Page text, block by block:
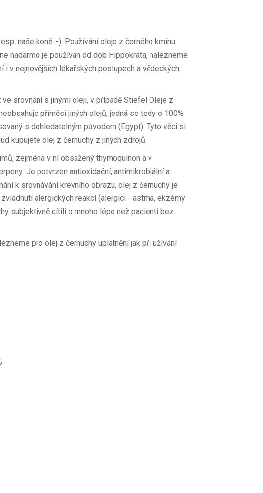
naše koně :-). Používání oleje z černého kmínu
nadarmo je používán od dob Hippokrata, nalezneme
v nejnovějších lékařských postupech a vědeckých
srovnání s jinými oleji, v případě Stiefel Oleje z
příměsi jiných olejů, jedná se tedy o 100%
s dohledatelným původem (Egypt). Tyto věci si
kupujete olej z černuchy z jiných zdrojů.
zejména v ní obsažený thymoquinon a v
Je potvrzen antioxidační, antimikrobiální a
k srovnávání krevního obrazu, olej z černuchy je
alergických reakcí (alergici - astma, ekzémy
subjektivně cítili o mnoho lépe než pacienti bez
pro olej z černuchy uplatnění jak při užívání